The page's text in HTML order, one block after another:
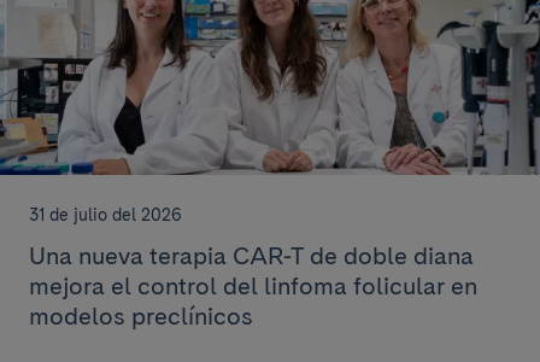
31 de julio del 2026
Una nueva terapia CAR-T de doble diana
mejora el control del linfoma folicular en
modelos preclínicos